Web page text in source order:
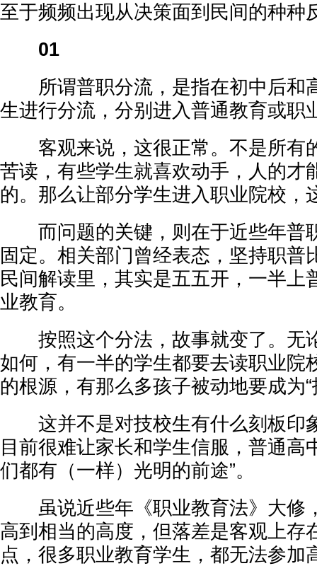
至于频频出现从决策面到民间的种种
01
所谓普职分流，是指在初中后和
生进行分流，分别进入普通教育或职
客观来说，这很正常。不是所有
苦读，有些学生就喜欢动手，人的才
的。那么让部分学生进入职业院校，
而问题的关键，则在于近些年普
固定。相关部门曾经表态，坚持职普
民间解读里，其实是五五开，一半上
业教育。
按照这个分法，故事就变了。无
如何，有一半的学生都要去读职业院
的根源，有那么多孩子被动地要成为“
这并不是对技校生有什么刻板印
目前很难让家长和学生信服，普通高
们都有（一样）光明的前途”。
虽说近些年《职业教育法》大修
高到相当的高度，但落差是客观上存
点，很多职业教育学生，都无法参加